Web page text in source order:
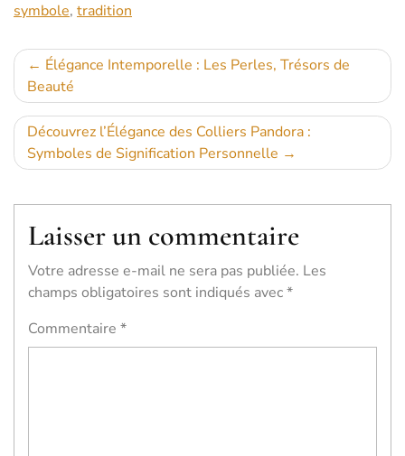
symbole, tradition
Navigation
de
l’article
Élégance Intemporelle : Les Perles, Trésors de
Beauté
Découvrez l’Élégance des Colliers Pandora :
Symboles de Signification Personnelle
Laisser un commentaire
Votre adresse e-mail ne sera pas publiée. Les
champs obligatoires sont indiqués avec*
Commentaire *